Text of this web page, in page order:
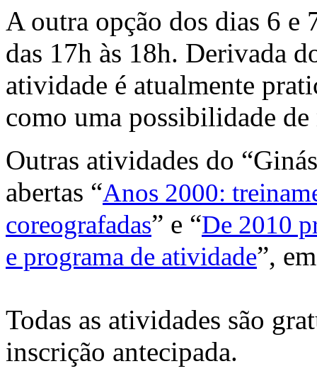
A outra opção dos dias 6 e
das 17h às 18h. Derivada
atividade é atualmente
como uma possibilidade
Outras atividades do
abertas “Anos 2000:
coreografadas” e “De 2010
e programa de atividade”,
Todas as atividades são
inscrição antecipada.